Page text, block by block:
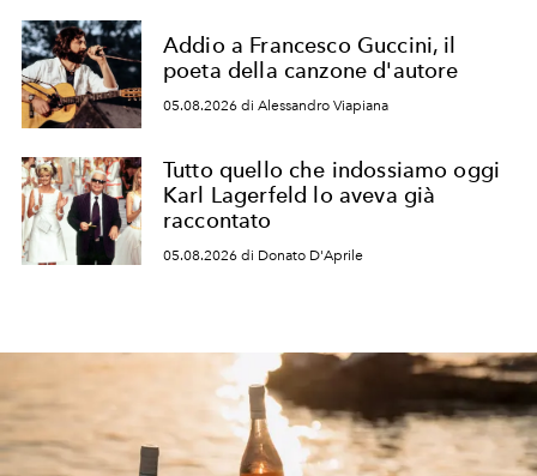
Addio a Francesco Guccini, il
poeta della canzone d'autore
05.08.2026 di Alessandro Viapiana
Tutto quello che indossiamo oggi
Karl Lagerfeld lo aveva già
raccontato
05.08.2026 di Donato D'Aprile